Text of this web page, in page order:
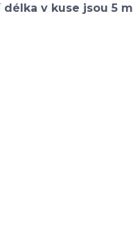
délka v kuse jsou 5 m